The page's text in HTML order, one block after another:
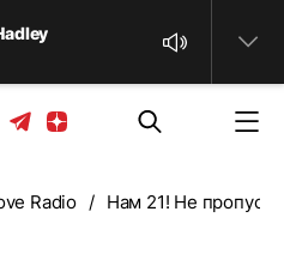
ТелеграмЯндекс дзен
Radio Нам 21! Не